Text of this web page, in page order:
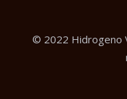
© 2022 Hidrogeno